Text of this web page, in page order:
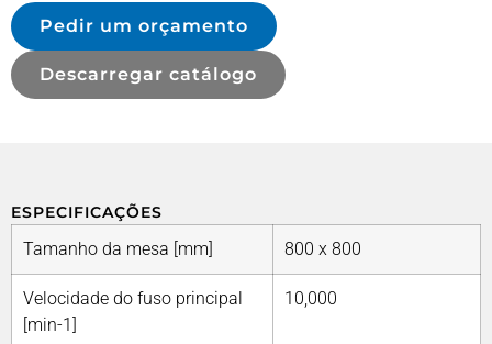
Pedir um orçamento
Descarregar catálogo
ESPECIFICAÇÕES
Tamanho da mesa [mm] 800 x 800
Velocidade do fuso principal
[min-1]
10,000